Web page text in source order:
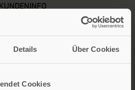
Details Über Cookies
Cookies
Verlagsgruppe Patmos